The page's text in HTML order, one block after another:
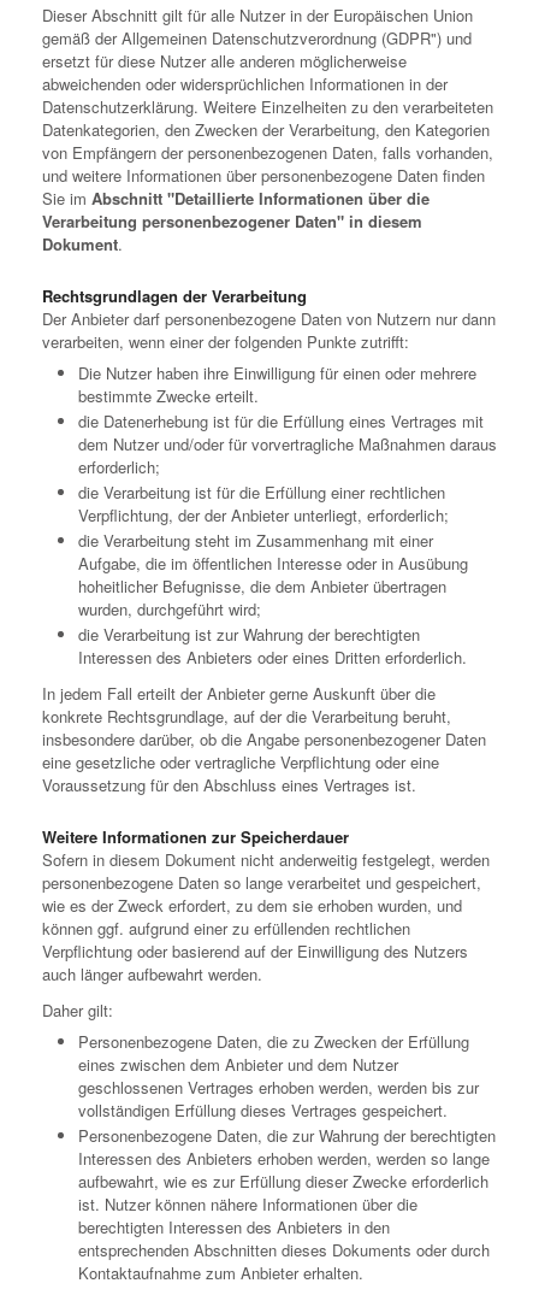
Dieser Abschnitt gilt für alle Nutzer in der Europäischen Union
gemäß der Allgemeinen Datenschutzverordnung (GDPR") und
ersetzt für diese Nutzer alle anderen möglicherweise
abweichenden oder widersprüchlichen Informationen in der
Datenschutzerklärung. Weitere Einzelheiten zu den verarbeiteten
Datenkategorien, den Zwecken der Verarbeitung, den Kategorien
von Empfängern der personenbezogenen Daten, falls vorhanden,
und weitere Informationen über personenbezogene Daten finden
Sie im Abschnitt "Detaillierte Informationen über die
Verarbeitung personenbezogener Daten" in diesem
Dokument.
Rechtsgrundlagen der Verarbeitung
Der Anbieter darf personenbezogene Daten von Nutzern nur dann
verarbeiten, wenn einer der folgenden Punkte zutrifft:
Die Nutzer haben ihre Einwilligung für einen oder mehrere
bestimmte Zwecke erteilt.
die Datenerhebung ist für die Erfüllung eines Vertrages mit
dem Nutzer und/oder für vorvertragliche Maßnahmen daraus
erforderlich;
die Verarbeitung ist für die Erfüllung einer rechtlichen
Verpflichtung, der der Anbieter unterliegt, erforderlich;
die Verarbeitung steht im Zusammenhang mit einer
Aufgabe, die im öffentlichen Interesse oder in Ausübung
hoheitlicher Befugnisse, die dem Anbieter übertragen
wurden, durchgeführt wird;
die Verarbeitung ist zur Wahrung der berechtigten
Interessen des Anbieters oder eines Dritten erforderlich.
In jedem Fall erteilt der Anbieter gerne Auskunft über die
konkrete Rechtsgrundlage, auf der die Verarbeitung beruht,
insbesondere darüber, ob die Angabe personenbezogener Daten
eine gesetzliche oder vertragliche Verpflichtung oder eine
Voraussetzung für den Abschluss eines Vertrages ist.
Weitere Informationen zur Speicherdauer
Sofern in diesem Dokument nicht anderweitig festgelegt, werden
personenbezogene Daten so lange verarbeitet und gespeichert,
wie es der Zweck erfordert, zu dem sie erhoben wurden, und
können ggf. aufgrund einer zu erfüllenden rechtlichen
Verpflichtung oder basierend auf der Einwilligung des Nutzers
auch länger aufbewahrt werden.
Daher gilt:
Personenbezogene Daten, die zu Zwecken der Erfüllung
eines zwischen dem Anbieter und dem Nutzer
geschlossenen Vertrages erhoben werden, werden bis zur
vollständigen Erfüllung dieses Vertrages gespeichert.
Personenbezogene Daten, die zur Wahrung der berechtigten
Interessen des Anbieters erhoben werden, werden so lange
aufbewahrt, wie es zur Erfüllung dieser Zwecke erforderlich
ist. Nutzer können nähere Informationen über die
berechtigten Interessen des Anbieters in den
entsprechenden Abschnitten dieses Dokuments oder durch
Kontaktaufnahme zum Anbieter erhalten.